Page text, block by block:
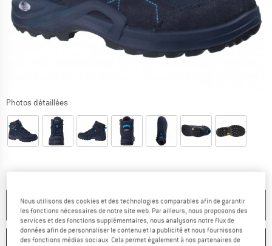
Photos détaillées
PLUS DISPONIBLE
ENREGISTRER COMPARER
Nous utilisons des cookies et des technologies comparables afin de garantir
les fonctions nécessaires de notre site web. Par ailleurs, nous proposons des
services et des fonctions supplémentaires, nous analysons notre flux de
données afin de personnaliser le contenu et la publicité et nous fournissons
des fonctions médias sociaux. Cela permet également à nos partenaires de